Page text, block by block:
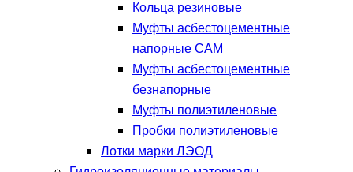
Кольца резиновые
Муфты асбестоцементные
напорные САМ
Муфты асбестоцементные
безнапорные
Муфты полиэтиленовые
Пробки полиэтиленовые
Лотки марки ЛЭОД